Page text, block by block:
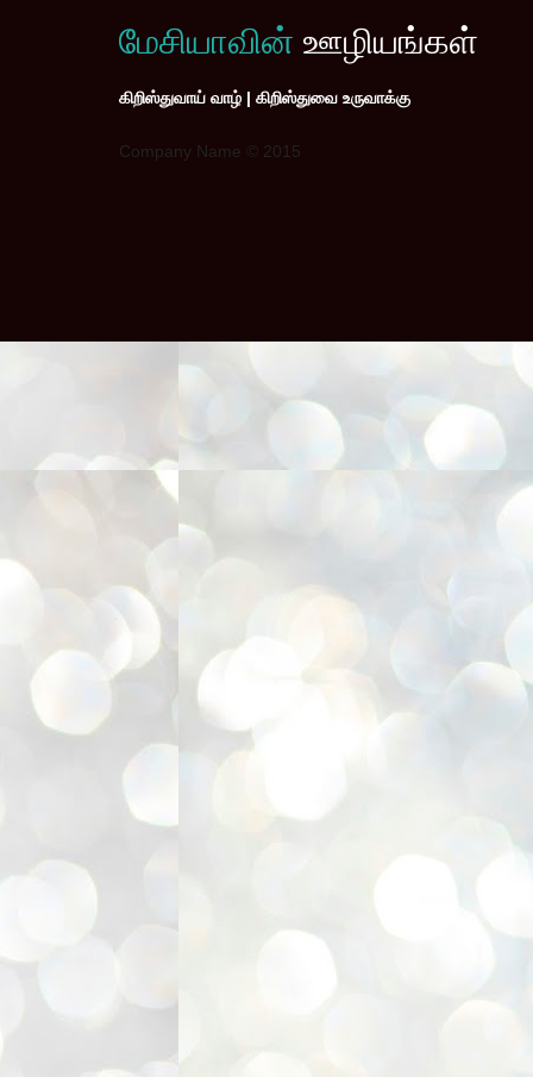
மேசியாவின் ஊழியங்கள்
கிறிஸ்துவாய் வாழ் | கிறிஸ்துவை உருவாக்கு
Company Name © 2015